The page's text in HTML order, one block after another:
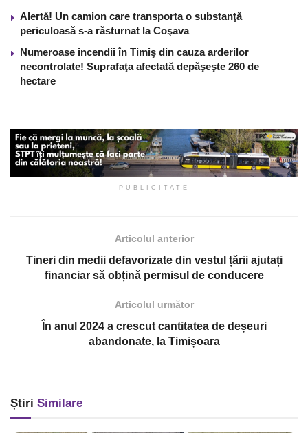
Alertă! Un camion care transporta o substanţă
periculoasă s-a răsturnat la Coşava
Numeroase incendii în Timiş din cauza arderilor
necontrolate! Suprafaţa afectată depăşeşte 260 de
hectare
PUBLICITATE
Articolul anterior
Tineri din medii defavorizate din vestul țării ajutați
financiar să obțină permisul de conducere
Articolul următor
În anul 2024 a crescut cantitatea de deșeuri
abandonate, la Timișoara
Știri Similare